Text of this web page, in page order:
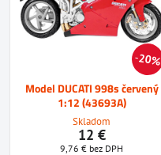
20%
Model DUCATI 998s červený
1:12 (43693A)
Skladom
12 €
9,76 € bez DPH